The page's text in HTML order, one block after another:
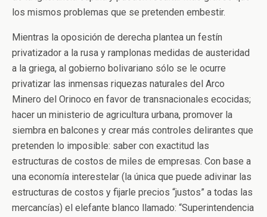
los mismos problemas que se pretenden embestir.
Mientras la oposición de derecha plantea un festín
privatizador a la rusa y ramplonas medidas de austeridad
a la griega, al gobierno bolivariano sólo se le ocurre
privatizar las inmensas riquezas naturales del Arco
Minero del Orinoco en favor de transnacionales ecocidas;
hacer un ministerio de agricultura urbana, promover la
siembra en balcones y crear más controles delirantes que
pretenden lo imposible: saber con exactitud las
estructuras de costos de miles de empresas. Con base a
una economía interestelar (la única que puede adivinar las
estructuras de costos y fijarle precios “justos” a todas las
mercancías) el elefante blanco llamado: “Superintendencia